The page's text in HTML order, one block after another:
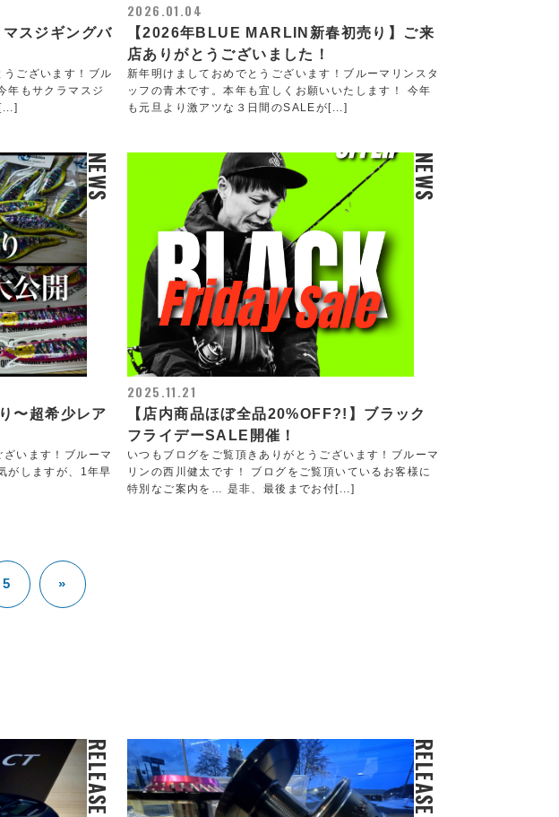
スジギングバ
ございます！ブル
年もサクラマスジ
2026.01.04
【2026年BLUE MARLIN新春初売り】ご来
店ありがとうございました！
新年明けましておめでとうございます！ブルーマリンスタ
ッフの青木です。本年も宜しくお願いいたします！ 今年
も元旦より激アツな３日間のSALEが[...]
NEWS
〜超希少レア
います！ブルーマ
がしますが、1年早
NEWS
2025.11.21
【店内商品ほぼ全品20%OFF?!】ブラック
フライデーSALE開催！
いつもブログをご覧頂きありがとうございます！ブルーマ
リンの西川健太です！ ブログをご覧頂いているお客様に
特別なご案内を… 是非、最後までお付[...]
5 »
RELEASE RELEASE